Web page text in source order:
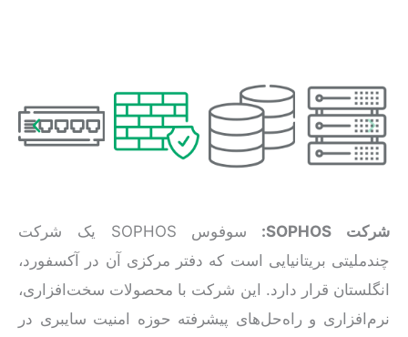
شرکت SOPHOS
:
سوفوس SOPHOS یک شرکت
چندملیتی بریتانیایی است که دفتر مرکزی آن در آکسفورد،
انگلستان قرار دارد. این شرکت با محصولات سخت‌افزاری،
نرم‌افزاری و راه‌حل‌های پیشرفته حوزه امنیت سایبری در